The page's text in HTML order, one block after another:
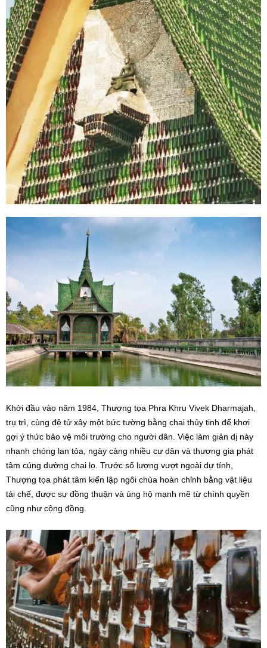
Khởi đầu vào năm 1984, Thượng tọa Phra Khru Vivek Dharmajah,
trụ trì, cùng đệ tử xây một bức tường bằng chai thủy tinh để khơi
gợi ý thức bảo vệ môi trường cho người dân. Việc làm giản dị này
nhanh chóng lan tỏa, ngày càng nhiều cư dân và thương gia phát
tâm cúng dường chai lọ. Trước số lượng vượt ngoài dự tính,
Thượng tọa phát tâm kiến lập ngôi chùa hoàn chỉnh bằng vật liệu
tái chế, được sự đồng thuận và ủng hộ mạnh mẽ từ chính quyền
cũng như cộng đồng.